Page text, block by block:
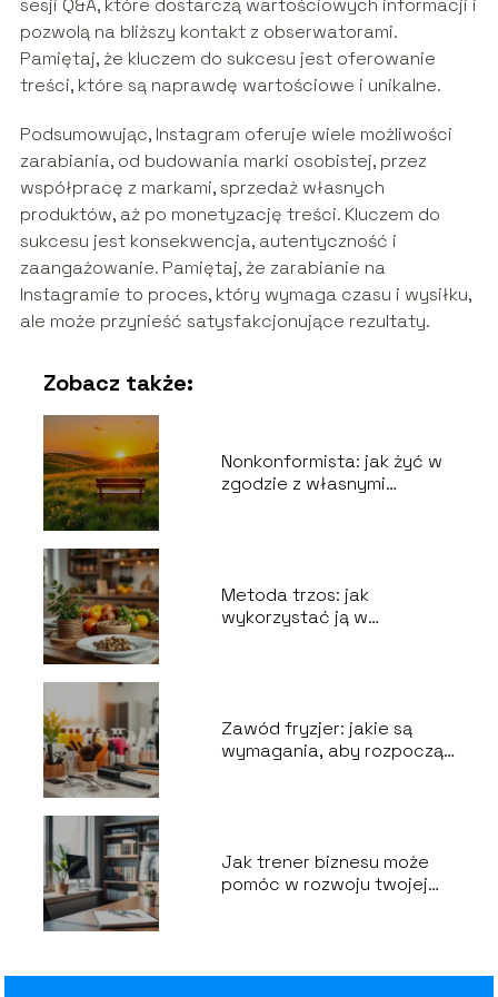
pozwolą na bliższy kontakt z obserwatorami.
Pamiętaj, że kluczem do sukcesu jest oferowanie
treści, które są naprawdę wartościowe i unikalne.
Podsumowując, Instagram oferuje wiele możliwości
zarabiania, od budowania marki osobistej, przez
współpracę z markami, sprzedaż własnych
produktów, aż po monetyzację treści. Kluczem do
sukcesu jest konsekwencja, autentyczność i
zaangażowanie. Pamiętaj, że zarabianie na
Instagramie to proces, który wymaga czasu i wysiłku,
ale może przynieść satysfakcjonujące rezultaty.
Zobacz także:
Nonkonformista: jak żyć w
zgodzie z własnymi
Metoda trzos: jak
wykorzystać ją w
Zawód fryzjer: jakie są
wymagania, aby rozpocząć
Jak trener biznesu może
pomóc w rozwoju twojej